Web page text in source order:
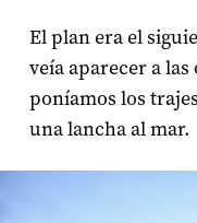
El plan era el
veía aparecer a las
poníamos los
una lancha al mar.